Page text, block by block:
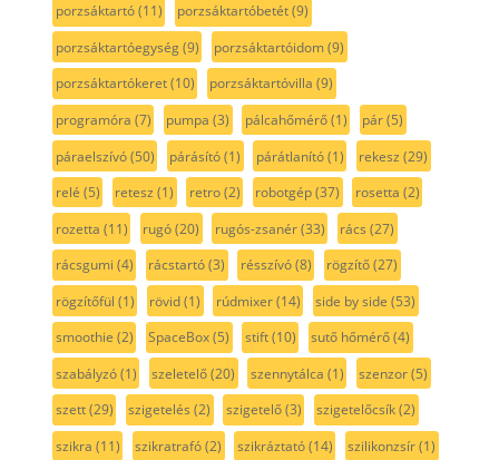
porzsáktartó(11) porzsáktartóbetét(9)
porzsáktartóegység(9) porzsáktartóidom(9)
porzsáktartókeret(10) porzsáktartóvilla (9)
programóra (7) pumpa (3) pálcahőmérő(1) pár(5)
páraelszívó(50) párásító(1) párátlanító(1) rekesz (29)
relé (5) retesz (1) retro(2) robotgép(37) rosetta (2)
rozetta (11) rugó(20) rugós-zsanér(33) rács (27)
rácsgumi (4) rácstartó(3) résszívó(8) rögzítő(27)
rögzítőfül (1) rövid(1) rúdmixer(14) side by side (53)
smoothie (2) SpaceBox(5) stift(10) sutő hőmérő(4)
szabályzó(1) szeletelő(20) szennytálca (1) szenzor(5)
szett(29) szigetelés (2) szigetelő(3) szigetelőcsík(2)
szikra (11) szikratrafó(2) szikráztató(14) szilikonzsír(1)